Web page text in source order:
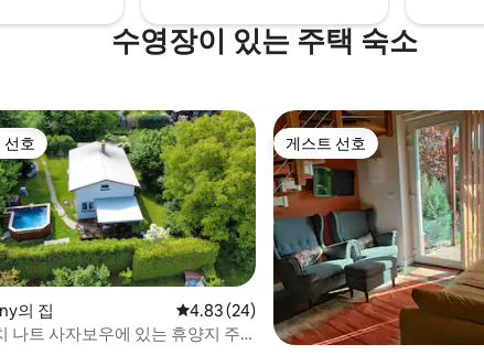
수영장이 있는 주택 숙소
후기 31개
선호
선호
의 집 평점 4.83점(5점 만점), 후기 24개
4.83 (24)
나트 사자보우에 있는 휴양지 주
게스트 선호
게스트 선호